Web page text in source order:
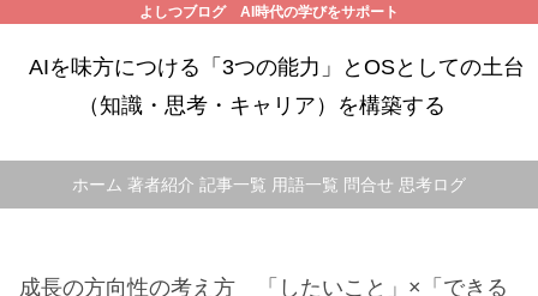
よしつブログ AI時代の学びをサポート
AIを味方につける「3つの能力」とOSとしての土台
（知識・思考・キャリア）を構築する
ホーム 著者紹介 記事一覧 用語一覧 問合せ 思考ログ
成長の方向性の考え方 「したいこと」×「できる